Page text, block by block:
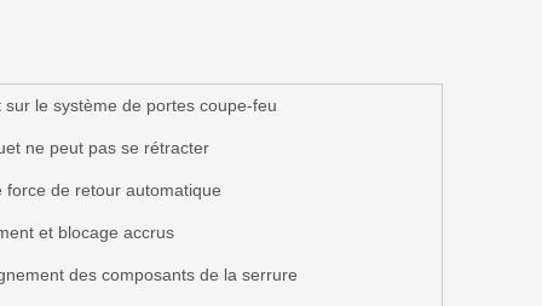
sur le système de portes coupe-feu
ne peut pas se rétracter
force de retour automatique
et blocage accrus
des composants de la serrure